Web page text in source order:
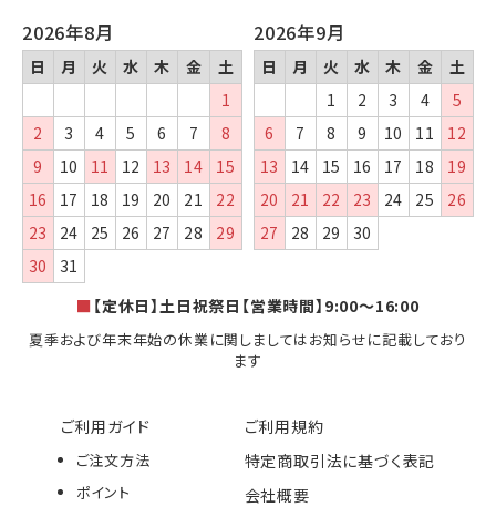
ご利用ガイド
ご注文方法
ポイント
ご利用規約
特定商取引法に基づく表記
会社概要
2026年8月
日 月 火 水 木 金
土
1
2
3 4 5 6 7
8
9
10 11 12 13 14
15
16
17 18 19 20 21
22
23
24 25 26 27 28
29
30
31
2026年9月
日 月 火 水 木 金
土
1
2 3 4
5
6
7 8 9 10 11
12
13
14 15 16 17 18
19
20
21 22 23 24 25
26
27
28 29 30
■ 【定休日】土日祝祭日【営業時間】9:00～16:00
夏季および年末年始の休業に関しましてはお知らせに記載しており
ます